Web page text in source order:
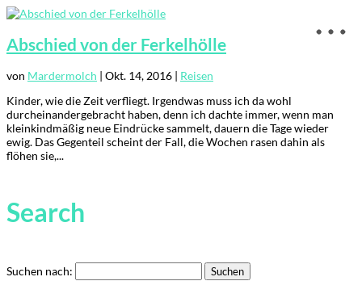
Abschied von der Ferkelhölle
von Mardermolch | Okt. 14, 2016 | Reisen
Kinder, wie die Zeit verfliegt. Irgendwas muss ich da wohl
durcheinandergebracht haben, denn ich dachte immer, wenn man
kleinkindmäßig neue Eindrücke sammelt, dauern die Tage wieder
ewig. Das Gegenteil scheint der Fall, die Wochen rasen dahin als
flöhen sie,...
Search
Suchen nach: